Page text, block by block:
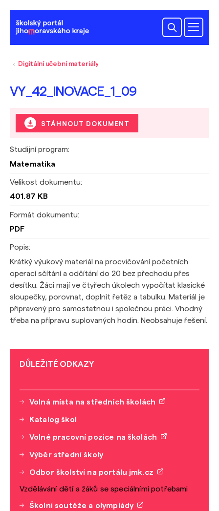
Digitální učební materiály
VY_42_INOVACE_1_09
STÁHNOUT DOKUMENT
Studijní program:
Matematika
Velikost dokumentu:
401.87 KB
Formát dokumentu:
PDF
Popis:
Krátký výukový materiál na procvičování početních
operací sčítání a odčítání do 20 bez přechodu přes
desítku. Žáci mají ve čtyřech úkolech vypočítat klasické
sloupečky, porovnat, doplnit řetěz a tabulku. Materiál je
připravený pro samostatnou i společnou práci. Vhodný
třeba na přípravu suplovaných hodin. Neobsahuje řešení.
DŮLEŽITÉ ODKAZY
Volná místa na středních školách
Katalog škol
Volné pracovní pozice na školách
Výběr střední školy
Odbor školství na portálu jmk.cz
Vzdělávání dětí a žáků se speciálními potřebami
Školní soutěže a olympiády